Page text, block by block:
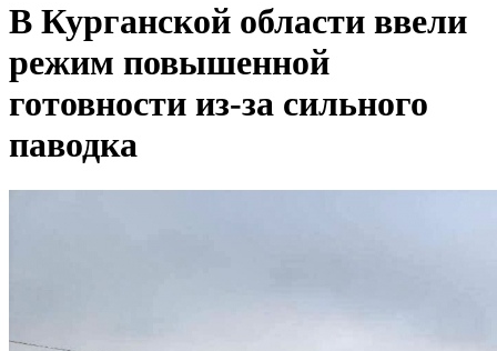
В Курганской области ввели
режим повышенной
готовности из-за сильного
паводка